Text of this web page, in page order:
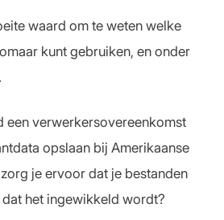
waard om te weten welke
kunt gebruiken, en onder
een verwerkersovereenkomst
opslaan bij Amerikaanse
je ervoor dat je bestanden
het ingewikkeld wordt?